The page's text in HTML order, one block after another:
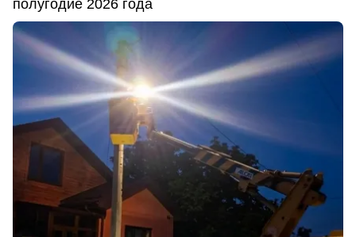
полугодие 2026 года